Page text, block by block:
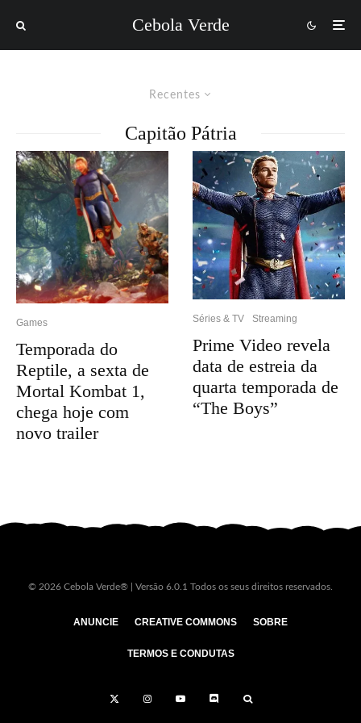
Cebola Verde
Recentes
Capitão Pátria
Games
Temporada do
Reptile, a sexta de
Mortal Kombat 1,
chega hoje com
novo trailer
Séries & TV Streaming
Prime Video revela
data de estreia da
quarta temporada de
“The Boys”
© 2026 Cebola Verde® | Versão 6.0.1 Todos os seus direitos reservados.
ANUNCIE CREATIVE COMMONS SOBRE
TERMOS E CONDUTAS